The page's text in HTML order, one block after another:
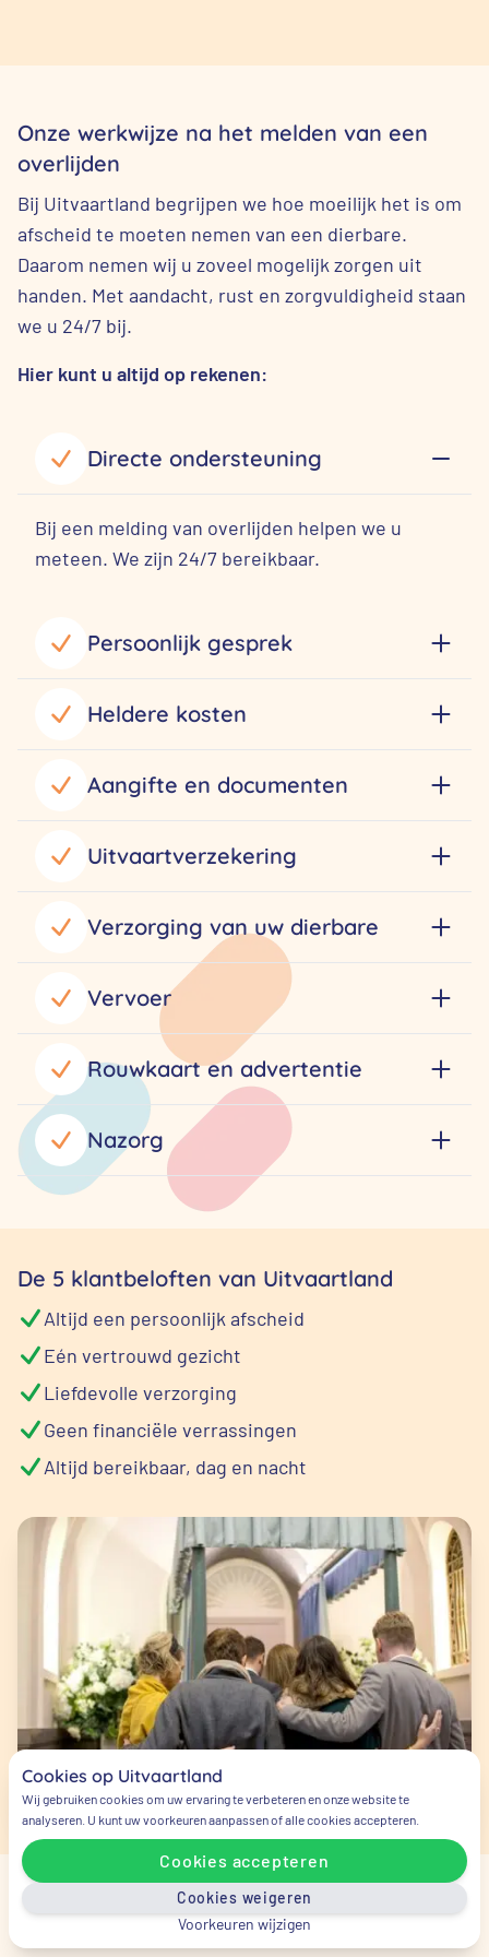
Onze werkwijze na het melden van een
overlijden
Bij Uitvaartland begrijpen we hoe moeilijk het is om
afscheid te moeten nemen van een dierbare.
Daarom nemen wij u zoveel mogelijk zorgen uit
handen. Met aandacht, rust en zorgvuldigheid staan
we u 24/7 bij.
Hier kunt u altijd op rekenen:
Directe ondersteuning
Bij een melding van overlijden helpen we u
meteen. We zijn 24/7 bereikbaar.
Persoonlijk gesprek
Heldere kosten
Aangifte en documenten
Uitvaartverzekering
Verzorging van uw dierbare
Vervoer
Rouwkaart en advertentie
Nazorg
De 5 klantbeloften van Uitvaartland
Altijd een persoonlijk afscheid
Eén vertrouwd gezicht
Liefdevolle verzorging
Geen financiële verrassingen
Altijd bereikbaar, dag en nacht
Veelgestelde vragen
Cookies op Uitvaartland
Wij gebruiken cookies om uw ervaring te verbeteren en onze website te
analyseren. U kunt uw voorkeuren aanpassen of alle cookies accepteren.
Cookies accepteren
Cookies weigeren
Voorkeuren wijzigen